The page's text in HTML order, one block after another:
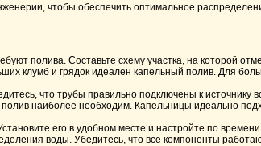
чтобы обеспечить оптимальное
полива. Составьте схему участка, на которой
клумб и грядок идеален капельный полив. Для
что трубы правильно подключены к
наиболее необходим. Капельницы идеально
его в удобном месте и настройте по
воды. Убедитесь, что все компоненты